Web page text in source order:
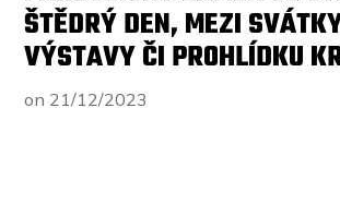
ŠTĚDRÝ DEN, MEZI
VÝSTAVY ČI PROHLÍDKU
on 21/12/2023